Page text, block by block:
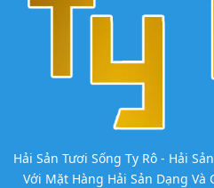
Hải Sản Tươi Sống Ty Rô - Hải
Với Mặt Hàng Hải Sản Dạng Và